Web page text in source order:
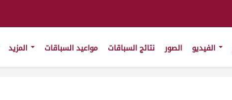
الصور نتائج السباقات مواعيد السباقات